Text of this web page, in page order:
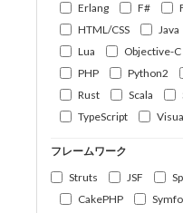
Erlang
F#
HTML/CSS
Java
Lua
Objective-C
PHP
Python2
Rust
Scala
TypeScript
フレームワーク
Struts
JSF
CakePHP